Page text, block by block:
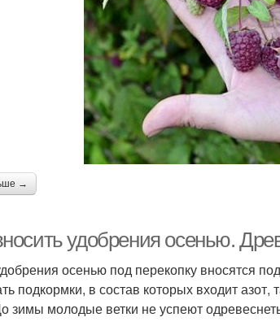
→
удобрения осенью.
осенью под перекопку вносятся
подкормки, в состав которых входит азот,
зимы молодые ветки не успеют